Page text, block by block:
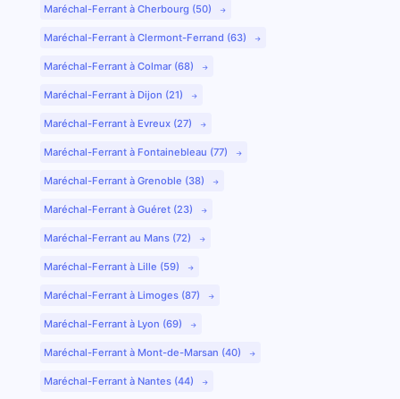
Maréchal-Ferrant à Cherbourg (50)
Maréchal-Ferrant à Clermont-Ferrand (63)
Maréchal-Ferrant à Colmar (68)
Maréchal-Ferrant à Dijon (21)
Maréchal-Ferrant à Evreux (27)
Maréchal-Ferrant à Fontainebleau (77)
Maréchal-Ferrant à Grenoble (38)
Maréchal-Ferrant à Guéret (23)
Maréchal-Ferrant au Mans (72)
Maréchal-Ferrant à Lille (59)
Maréchal-Ferrant à Limoges (87)
Maréchal-Ferrant à Lyon (69)
Maréchal-Ferrant à Mont-de-Marsan (40)
Maréchal-Ferrant à Nantes (44)